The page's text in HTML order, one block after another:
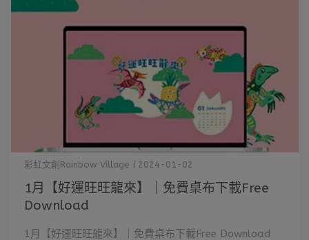
1月【好運旺旺龍來】｜免費桌布下載Free
Download
彩虹文創Rainbow Village | 2024-01-02
1月【好運旺旺龍來】｜免費桌布下載Free Download